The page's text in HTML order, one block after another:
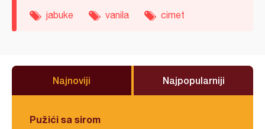
jabuke vanila cimet
Najnoviji Najpopularniji
Pužići sa sirom